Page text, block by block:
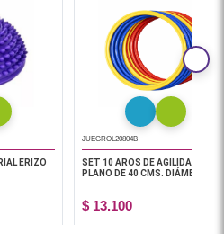
JUEGROL20804B
SET 10 AROS DE AGILIDAD
PLANO DE 40 CMS. DIÁMETRO
$ 13.100